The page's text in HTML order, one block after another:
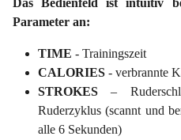
Parameter an:
TIME - Trainingszeit
CALORIES - verbrannte
STROKES–
Ruderzyklus (scannt und
alle 6 Sekunden)